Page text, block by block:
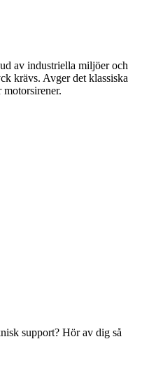
av industriella miljöer och
krävs. Avger det klassiska
motorsirener.
support? Hör av dig så